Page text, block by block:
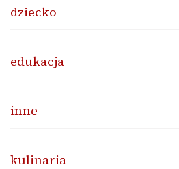
dziecko
edukacja
inne
kulinaria